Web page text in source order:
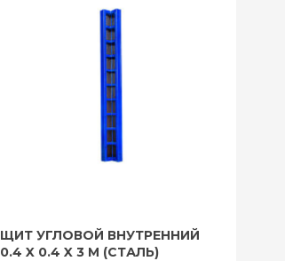
ЩИТ УГЛОВОЙ ВНУТРЕННИЙ
0.4 X 0.4 X 3 М (СТАЛЬ)